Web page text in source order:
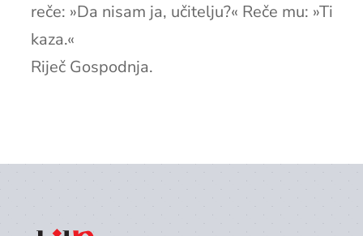
reče: »Da nisam ja, učitelju?« Reče mu: »Ti
kaza.«
Riječ Gospodnja.